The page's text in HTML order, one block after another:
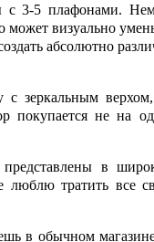
с 3-5 плафонами.
визуально
абсолютно
зеркальным
покупается не на
представлены в
люблю тратить все
в обычном